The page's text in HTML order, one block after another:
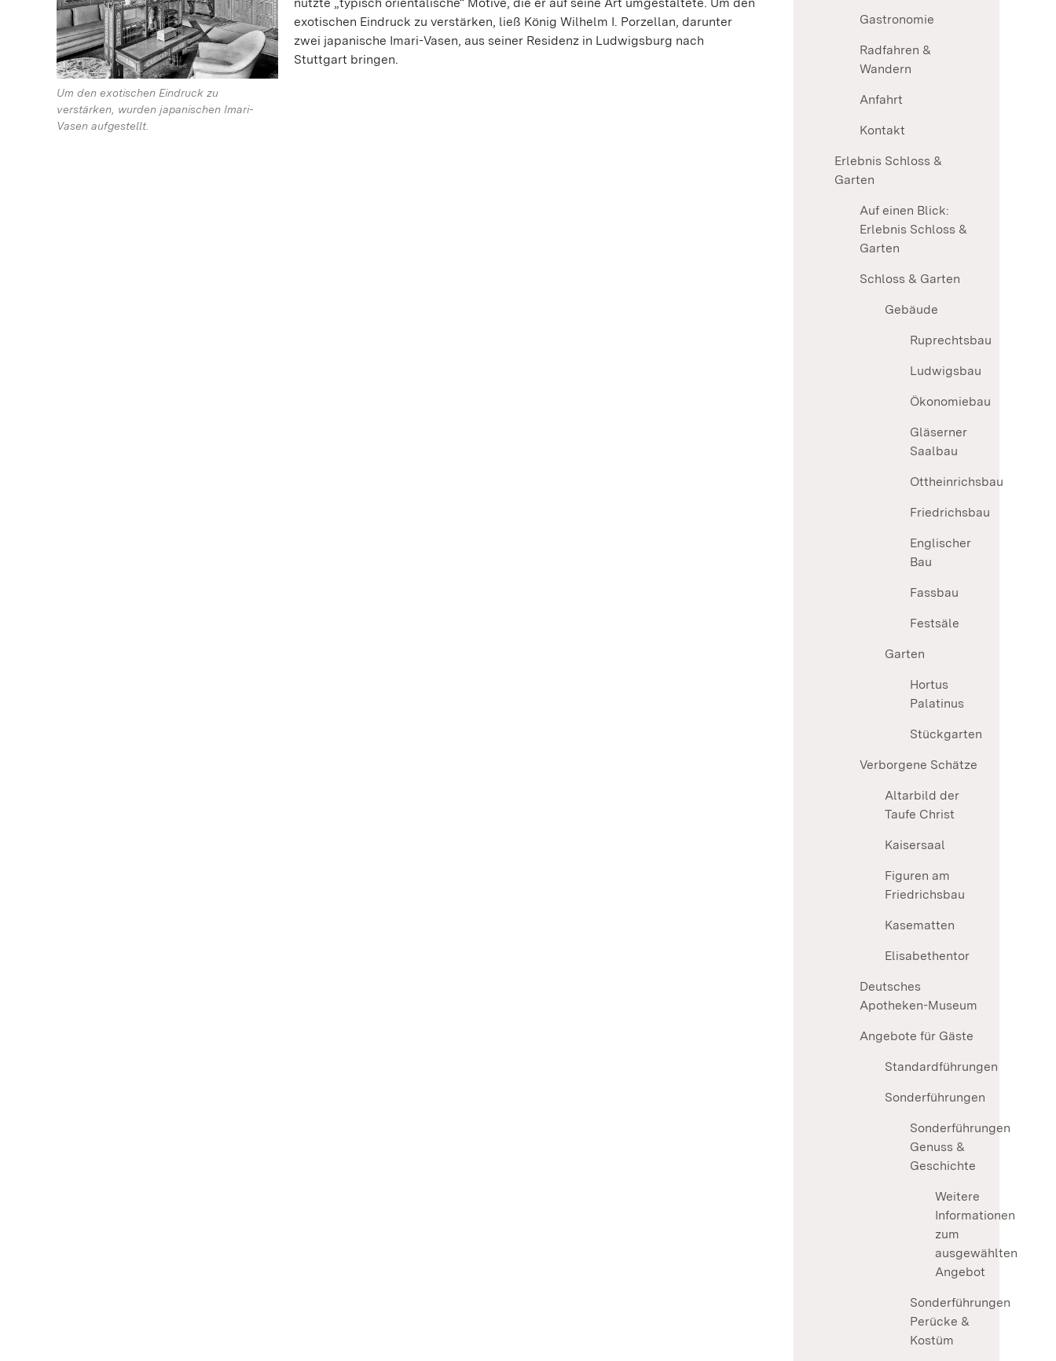
Um den exotischen Eindruck zu
verstärken, wurden japanischen Imari-
Vasen aufgestellt.
nutzte „typisch orientalische“ Motive, die er auf seine Art umgestaltete. Um den
exotischen Eindruck zu verstärken, ließ König Wilhelm I. Porzellan, darunter
zwei japanische Imari-Vasen, aus seiner Residenz in Ludwigsburg nach
Stuttgart bringen.
Gastronomie
Radfahren &
Wandern
Anfahrt
Kontakt
Erlebnis Schloss &
Garten
Auf einen Blick:
Erlebnis Schloss &
Garten
Schloss & Garten
Gebäude
Ruprechtsbau
Ludwigsbau
Ökonomiebau
Gläserner
Saalbau
Ottheinrichsbau
Friedrichsbau
Englischer
Bau
Fassbau
Festsäle
Garten
Hortus
Palatinus
Stückgarten
Verborgene Schätze
Altarbild der
Taufe Christ
Kaisersaal
Figuren am
Friedrichsbau
Kasematten
Elisabethentor
Deutsches
Apotheken-Museum
Angebote für Gäste
Standardführungen
Sonderführungen
Sonderführungen
Genuss &
Geschichte
Weitere
Informationen
zum
ausgewählten
Angebot
Sonderführungen
Perücke &
Kostüm